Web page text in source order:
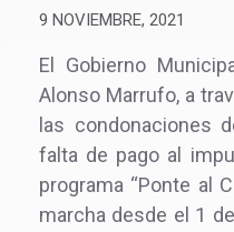
9 NOVIEMBRE, 2021
El Gobierno
Alonso Marrufo, a
las condonaciones
falta de pago al
programa “Ponte al
marcha desde el 1